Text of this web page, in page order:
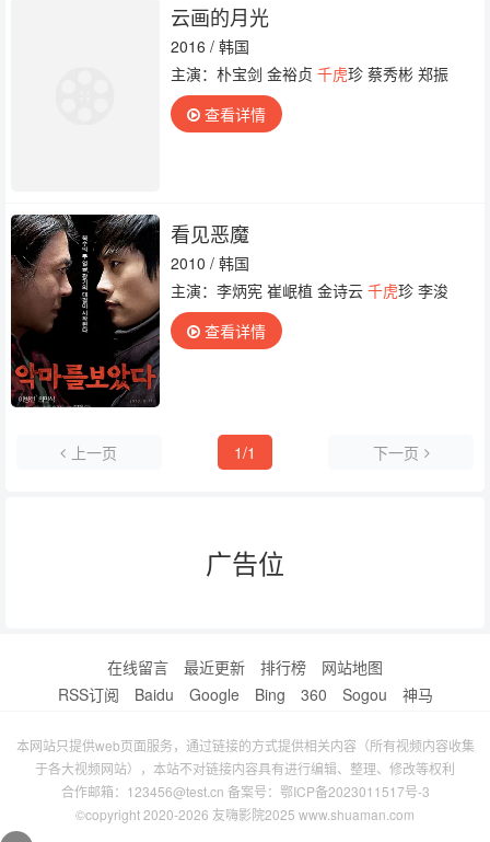
云画的月光
2016 / 韩国
主演：朴宝剑 金裕贞 千虎珍 蔡秀彬 郑振
查看详情
看见恶魔
2010 / 韩国
主演：李炳宪 崔岷植 金诗云 千虎珍 李浚
查看详情
上一页 1/1 下一页
广告位
在线留言 最近更新 排行榜
网站地图
RSS订阅
Baidu Google Bing 360 Sogou 神马
本网站只提供web页面服务，通过链接的方式提供相关内容（所有视频内容收集
于各大视频网站），本站不对链接内容具有进行编辑、整理、修改等权利
合作邮箱：123456@test.cn 备案号： 鄂ICP备2023011517号-3
©copyright 2020-2026 友嗨影院2025 www.shuaman.com